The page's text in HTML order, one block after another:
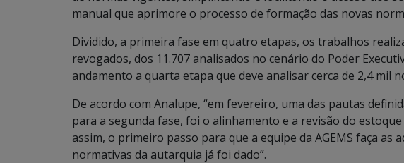
manual que aprimore o processo de formação das novas
Dividido, a primeira fase em quatro etapas, os trabalhos
revogados, dos 11.707 analisados no cenário do Poder
andamento a quarta etapa que deve analisar cerca de 2,4 mil
De acordo com Analupe, “em fevereiro, uma das pautas
para a segunda fase, foi o alinhamento e a revisão do
assim, o primeiro passo para que a equipe da AGEMS faça as
normativas da autarquia já foi dado”.